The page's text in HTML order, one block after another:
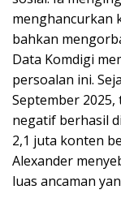
menghancurkan
bahkan
Data Komdigi
persoalan ini.
September
negatif berhasil
2,1 juta konten
Alexander
luas ancaman